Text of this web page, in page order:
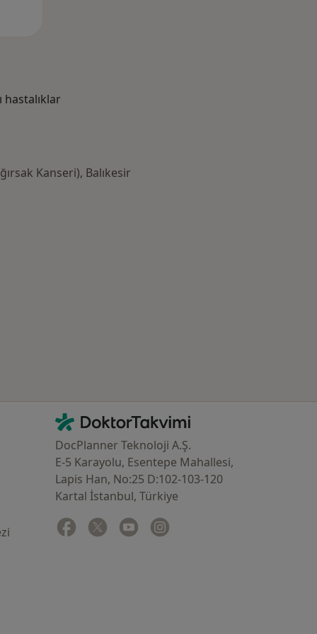
hastalıklar
Kanseri), Balıkesir
İletişim
DoktorTakvimi - Ana Sayfa
DocPlanner Teknoloji A.Ş.
E-5 Karayolu, Esentepe Mahallesi,
Lapis Han, No:25 D:102-103-120
Kartal İstanbul, Türkiye
Facebook
yeni bir sekmede açılır
Twitter
yeni bir sekmede açılır
Youtube
yeni bir sekmede açılır